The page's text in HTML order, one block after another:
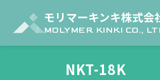
モリマーキンキ株式会
MOLYMER KINKI CO.,
NKT-18K